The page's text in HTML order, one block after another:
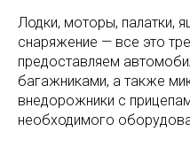
Лодки, моторы, палатки,
снаряжение — все это
предоставляем
багажниками, а также
внедорожники с
необходимого